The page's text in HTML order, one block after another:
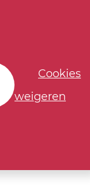
Cookies
weigeren